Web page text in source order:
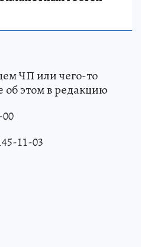
ЧП или чего-то
этом в редакцию
11-03